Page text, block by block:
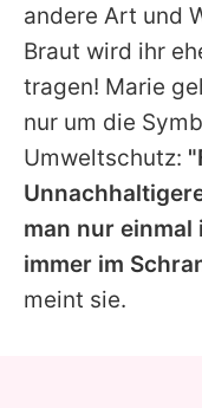
andere Art und
Braut wird ihr
tragen! Marie
nur um die
Umweltschutz:
man nur
immer im
meint sie.